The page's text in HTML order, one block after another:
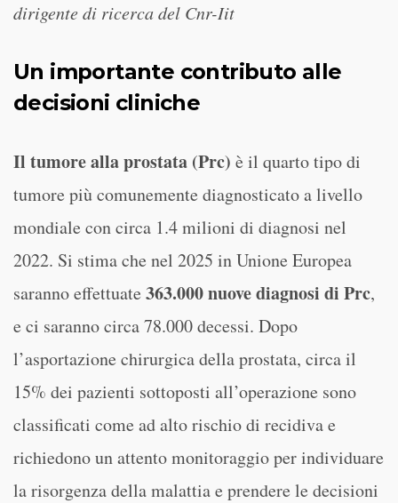
dirigente di ricerca del Cnr-Iit
Un importante contributo alle
decisioni cliniche
Il tumore alla prostata (Prc) è il quarto tipo di
tumore più comunemente diagnosticato a livello
mondiale con circa 1.4 milioni di diagnosi nel
2022. Si stima che nel 2025 in Unione Europea
saranno effettuate 363.000 nuove diagnosi di Prc,
e ci saranno circa 78.000 decessi. Dopo
l’asportazione chirurgica della prostata, circa il
15% dei pazienti sottoposti all’operazione sono
classificati come ad alto rischio di recidiva e
richiedono un attento monitoraggio per individuare
la risorgenza della malattia e prendere le decisioni